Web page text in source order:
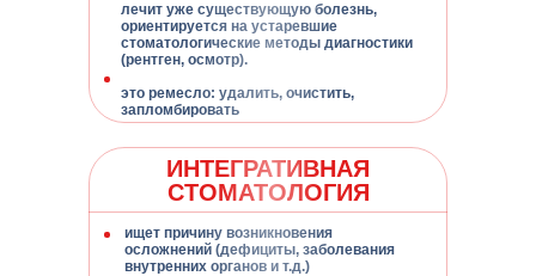
ИНТЕГРАТИВНАЯ
СТОМАТОЛОГИЯ
лечит уже существующую болезнь,
ориентируется на устаревшие
стоматологические методы диагностики
(рентген, осмотр).
это ремесло: удалить, очистить,
запломбировать
ищет причину возникновения
осложнений (дефициты, заболевания
внутренних органов и т.д.)
В результате
участия в
Форумевы
Узнаете всё об интегративной
стоматологии и как внедрить
её в свою практику, чтобы
стать успешней
конкуренкурентов